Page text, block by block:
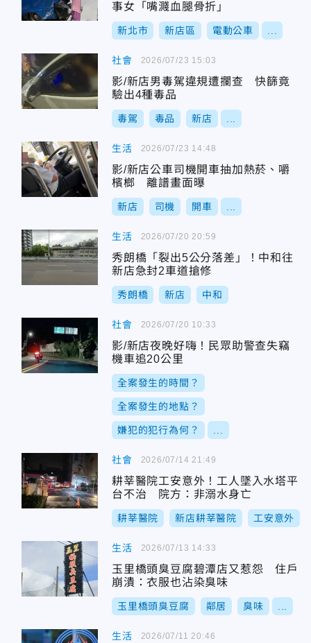
事女「嘴濺血腿骨折」
新北市 新店區 電動公車
社會
影/新店男毒駕違規遭攔查 快篩竟
驗出4種毒品
毒駕 毒品 新店
2026/07/23 15:03
生活
影/新店公車司機開車抽加熱菸、嚼
檳榔 離譜畫面曝
新店 司機 開車
2026/07/23 14:48
生活
秀朗橋「裂出5公分落差」！中和往
新店急封2車道搶修
秀朗橋 新店 中和
2026/07/20 20:59
社會
影/新店夜晚好嗨！民眾助警查失竊
機車追20公里
全案發生的時間？
全案發生的地點？
嫌犯的犯行為何？
2026/07/20 10:33
社會
耕莘醫院工安意外！工人墜入水塔平
台不治 院方：非溺水身亡
耕莘醫院 新店耕莘醫院 工安意外
2026/07/14 21:49
生活
玉里橋頭臭豆腐碧潭店又惹怨 住戶
崩潰：衣服也沾染臭味
玉里橋頭臭豆腐 鄰居 臭味
2026/07/13 14:33
生活 2026/07/11 20:46